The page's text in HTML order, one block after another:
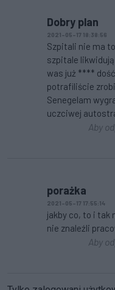
Dobry plan
2021-05-17 18:38:56
Szpitali nie ma
szpitale likwidują
was już ****
potrafiliście
Senegelam
uczciwej
Aby
porażka
2021-05-17 17:55:14
jakby co, to i tak
nie znaleźli
Aby